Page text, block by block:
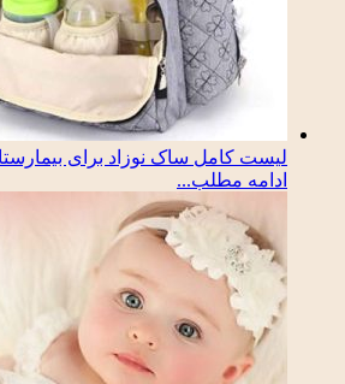
لیست کامل ساک نوزاد برای
ادامه مطلب...